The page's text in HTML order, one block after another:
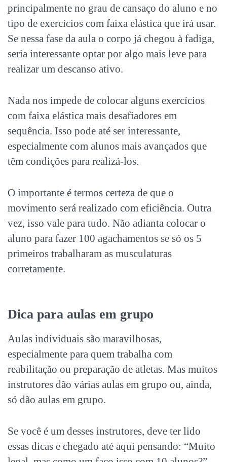
principalmente no grau de cansaço do aluno e no
tipo de exercícios com faixa elástica que irá usar.
Se nessa fase da aula o corpo já chegou à fadiga,
seria interessante optar por algo mais leve para
realizar um descanso ativo.
Nada nos impede de colocar alguns exercícios
com faixa elástica mais desafiadores em
sequência. Isso pode até ser interessante,
especialmente com alunos mais avançados que
têm condições para realizá-los.
O importante é termos certeza de que o
movimento será realizado com eficiência. Outra
vez, isso vale para tudo. Não adianta colocar o
aluno para fazer 100 agachamentos se só os 5
primeiros trabalharam as musculaturas
corretamente.
Dica para aulas em grupo
Aulas individuais são maravilhosas,
especialmente para quem trabalha com
reabilitação ou preparação de atletas. Mas muitos
instrutores dão várias aulas em grupo ou, ainda,
só dão aulas em grupo.
Se você é um desses instrutores, deve ter lido
essas dicas e chegado até aqui pensando: “Muito